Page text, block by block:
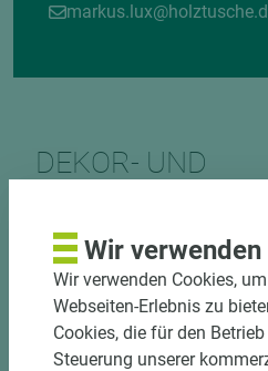
DEKOR- UND
Wir
Wir verwenden Cookies,
Webseiten-Erlebnis zu
Cookies, die für den
Steuerung unserer